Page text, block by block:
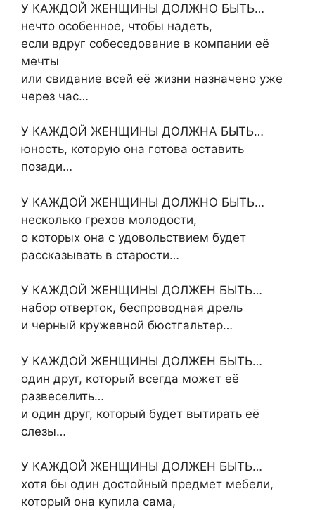
У КАЖДОЙ ЖЕНЩИНЫ ДОЛЖНО БЫТЬ…
нечто особенное, чтобы надеть,
если вдруг собеседование в компании её
мечты
или свидание всей её жизни назначено уже
через час…
У КАЖДОЙ ЖЕНЩИНЫ ДОЛЖНА БЫТЬ…
юность, которую она готова оставить
позади…
У КАЖДОЙ ЖЕНЩИНЫ ДОЛЖНО БЫТЬ…
несколько грехов молодости,
о которых она с удовольствием будет
рассказывать в старости…
У КАЖДОЙ ЖЕНЩИНЫ ДОЛЖЕН БЫТЬ…
набор отверток, беспроводная дрель
и черный кружевной бюстгальтер…
У КАЖДОЙ ЖЕНЩИНЫ ДОЛЖЕН БЫТЬ…
один друг, который всегда может её
развеселить…
и один друг, который будет вытирать её
слезы…
У КАЖДОЙ ЖЕНЩИНЫ ДОЛЖЕН БЫТЬ…
хотя бы один достойный предмет мебели,
который она купила сама,